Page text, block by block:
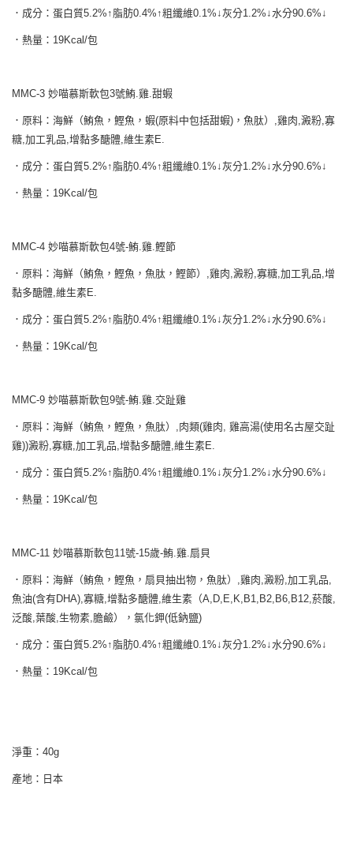
https://aftee.tw/terms/#terms3
「AFTEE先享後付」，若未經同意申辦者引起之損失，本公司不負相關責
請求用戶進行身份認證。
恩沛科技股份有限公司將有權停止該用戶之使用額度並採取法律行動。
．成分：蛋白質5.2%↑脂肪0.4%↑粗纖維0.1%↓灰分1.2%↓水分90.6%↓
．熱量：19Kcal/包
MMC-3 妙喵慕斯軟包3號鮪.雞.甜蝦
．原料：海鮮（鮪魚，鰹魚，蝦(原料中包括甜蝦)，魚肽）,雞肉,澱粉,寡
糖,加工乳品,增黏多醣體,維生素E.
．成分：蛋白質5.2%↑脂肪0.4%↑粗纖維0.1%↓灰分1.2%↓水分90.6%↓
．熱量：19Kcal/包
MMC-4 妙喵慕斯軟包4號-鮪.雞.鰹節
．原料：海鮮（鮪魚，鰹魚，魚肽，鰹節）,雞肉,澱粉,寡糖,加工乳品,增
黏多醣體,維生素E.
．成分：蛋白質5.2%↑脂肪0.4%↑粗纖維0.1%↓灰分1.2%↓水分90.6%↓
．熱量：19Kcal/包
MMC-9 妙喵慕斯軟包9號-鮪.雞.交趾雞
．原料：海鮮（鮪魚，鰹魚，魚肽）,肉類(雞肉, 雞高湯(使用名古屋交趾
雞))澱粉,寡糖,加工乳品,增黏多醣體,維生素E.
．成分：蛋白質5.2%↑脂肪0.4%↑粗纖維0.1%↓灰分1.2%↓水分90.6%↓
．熱量：19Kcal/包
MMC-11 妙喵慕斯軟包11號-15歲-鮪.雞.扇貝
．原料：海鮮（鮪魚，鰹魚，扇貝抽出物，魚肽）,雞肉,澱粉,加工乳品,
魚油(含有DHA),寡糖,增黏多醣體,維生素（A,D,E,K,B1,B2,B6,B12,菸酸,
泛酸,葉酸,生物素,膽鹼），氯化鉀(低鈉鹽)
．成分：蛋白質5.2%↑脂肪0.4%↑粗纖維0.1%↓灰分1.2%↓水分90.6%↓
．熱量：19Kcal/包
淨重：40g
產地：日本